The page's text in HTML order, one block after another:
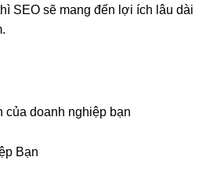
SEO sẽ mang đến lợi ích lâu dài
của doanh nghiệp bạn
Bạn